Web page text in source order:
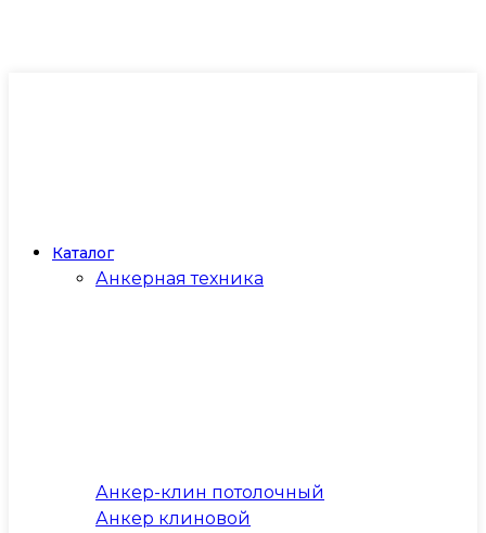
Каталог
Анкерная техника
Анкер-клин потолочный
Анкер клиновой